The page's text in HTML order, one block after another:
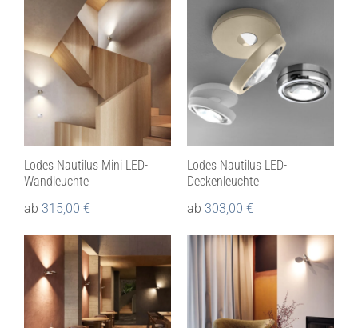
Lodes Nautilus Mini LED-
Wandleuchte
ab 315,00 €
Lodes Nautilus LED-
Deckenleuchte
ab 303,00 €